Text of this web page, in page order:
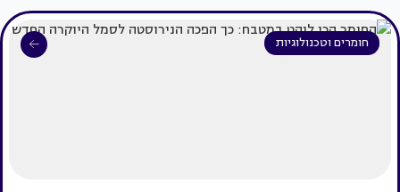
חומרים וטכנולוגיות